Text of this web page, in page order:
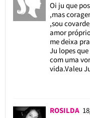
Oi ju que
,mas
,sou
amor
me deixa
Ju lopes
com uma
vida.Valeu
ROSILDA